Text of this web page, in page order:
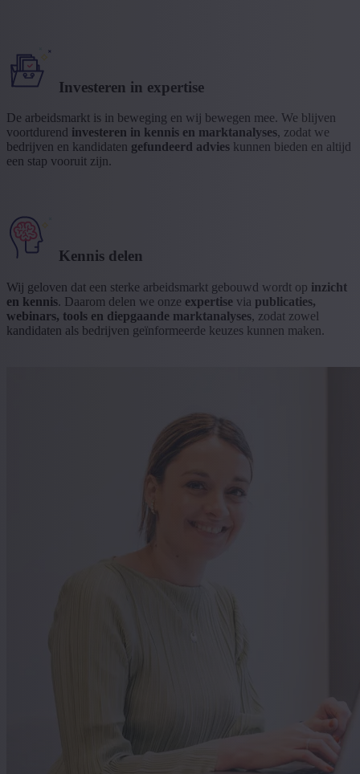
Investeren in expertise
De arbeidsmarkt is in beweging en wij bewegen mee. We blijven
voortdurend investeren in kennis en marktanalyses, zodat we
bedrijven en kandidaten gefundeerd advies kunnen bieden en altijd
een stap vooruit zijn.
Kennis delen
Wij geloven dat een sterke arbeidsmarkt gebouwd wordt op inzicht
en kennis. Daarom delen we onze expertise via publicaties,
webinars, tools en diepgaande marktanalyses, zodat zowel
kandidaten als bedrijven geïnformeerde keuzes kunnen maken.